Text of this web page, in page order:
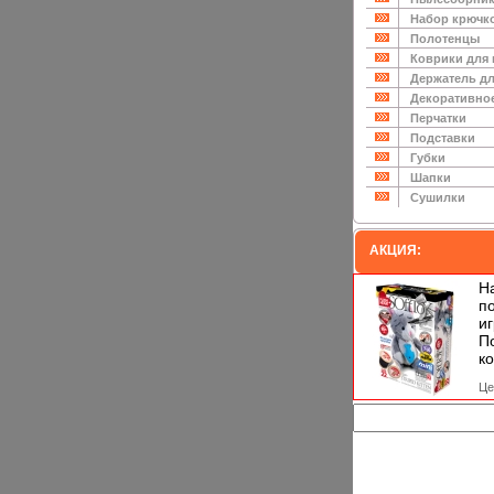
Набор
Полотенцы
Коврики для
Держатель
Перчатки
Подставки
Губки
Шапки
Сушилки
АКЦИЯ: